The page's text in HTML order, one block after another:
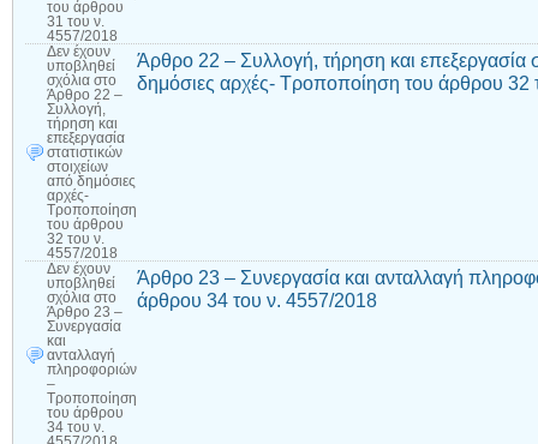
του άρθρου
31 του ν.
4557/2018
Δεν έχουν
υποβληθεί
σχόλια στο
Άρθρο 22 –
Συλλογή,
τήρηση και
επεξεργασία
στατιστικών
στοιχείων
από δημόσιες
αρχές-
Τροποποίηση
του άρθρου
32 του ν.
4557/2018
Άρθρο 22 – Συλλογή, τήρηση και επεξεργασία
δημόσιες αρχές- Τροποποίηση του άρθρου 32
Δεν έχουν
υποβληθεί
σχόλια στο
Άρθρο 23 –
Συνεργασία
και
ανταλλαγή
πληροφοριών
–
Τροποποίηση
του άρθρου
34 του ν.
4557/2018
Άρθρο 23 – Συνεργασία και ανταλλαγή
άρθρου 34 του ν. 4557/2018